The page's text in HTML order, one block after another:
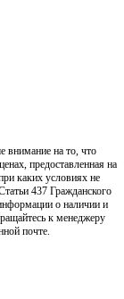
на то, что
предоставленная на
каких условиях не
437 Гражданского
о наличии и
к менеджеру
почте.